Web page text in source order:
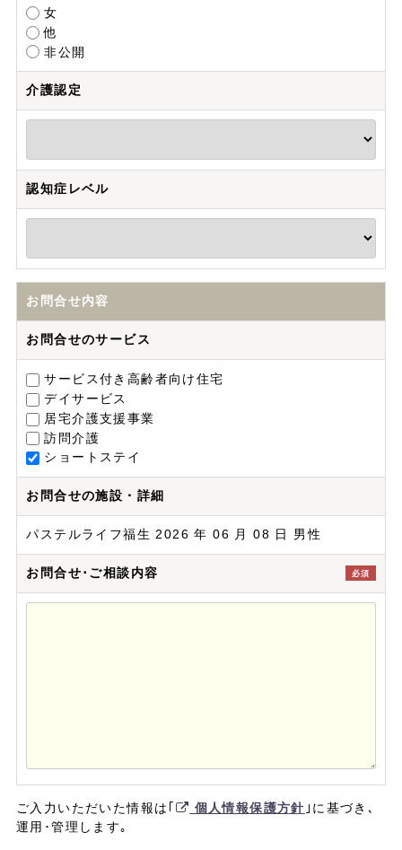
女
他
非公開
介護認定
認知症レベル
お問合せ内容
お問合せのサービス
サービス付き高齢者向け住宅
デイサービス
居宅介護支援事業
訪問介護
ショートステイ
お問合せの施設・詳細
パステルライフ福生 2026 年 06 月 08 日 男性
お問合せ･ご相談内容 必須
ご入力いただいた情報は｢ 個人情報保護方針 ｣に基づき､
運用･管理します｡